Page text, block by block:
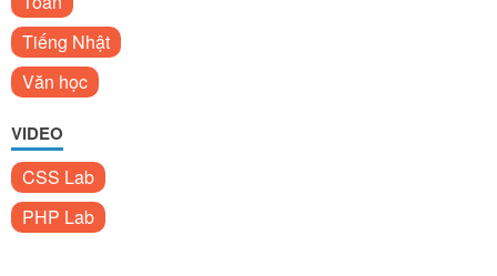
Tiếng Nhật
Văn học
VIDEO
CSS Lab
PHP Lab